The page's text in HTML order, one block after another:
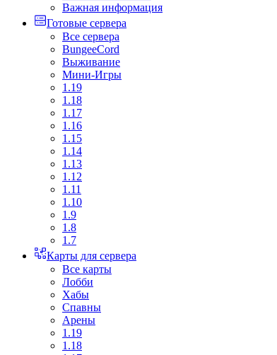
Важная информация
Готовые сервера
Все сервера
BungeeCord
Выживание
Мини-Игры
1.19
1.18
1.17
1.16
1.15
1.14
1.13
1.12
1.11
1.10
1.9
1.8
1.7
Карты для сервера
Все карты
Лобби
Хабы
Спавны
Арены
1.19
1.18